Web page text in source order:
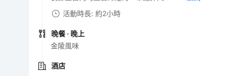
活動時長: 約2小時
晚餐 · 晚上
金陵風味
酒店